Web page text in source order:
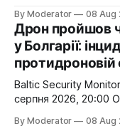
of one Allied state,
proximity of cross-
specific
By Moderator 08 Aug
Дрон пройшов
у Болгарії:
Baltic Security
серпня 2026, 20:00 Один безпілотник не доводить
By Moderator 08 Aug